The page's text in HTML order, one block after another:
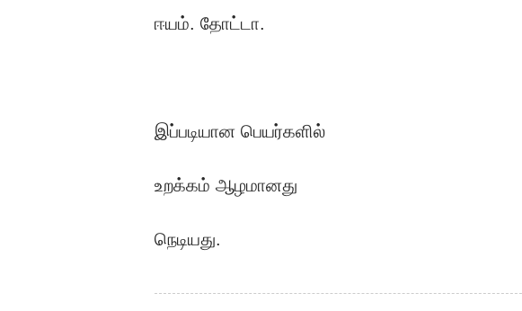
ஈயம். தோட்டா.
இப்படியான பெயர்களில்
உறக்கம் ஆழமானது
நெடியது.